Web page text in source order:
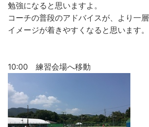
勉強になると思いますよ。
コーチの普段のアドバイスが、より一層
イメージが着きやすくなると思います。
10:00 練習会場へ移動